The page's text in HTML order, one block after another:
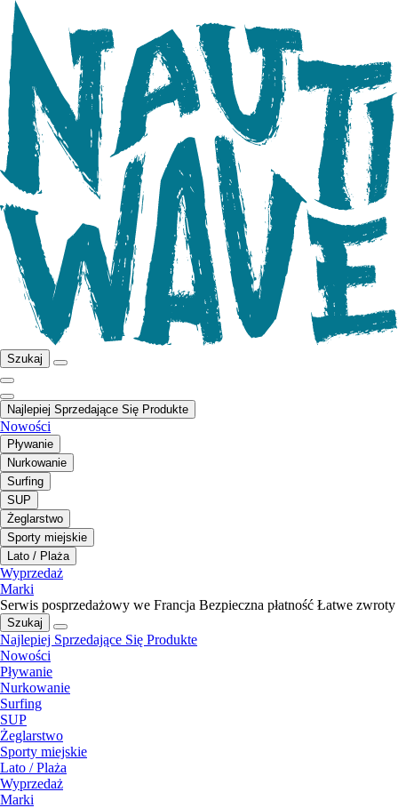
Szukaj
Najlepiej Sprzedające Się Produkte
Nowości
Pływanie
Nurkowanie
Surfing
SUP
Żeglarstwo
Sporty miejskie
Lato / Plaża
Wyprzedaż
Marki
Serwis posprzedażowy we Francja Bezpieczna płatność Łatwe zwroty
Szukaj
Najlepiej Sprzedające Się Produkte
Nowości
Pływanie
Nurkowanie
Surfing
SUP
Żeglarstwo
Sporty miejskie
Lato / Plaża
Wyprzedaż
Marki